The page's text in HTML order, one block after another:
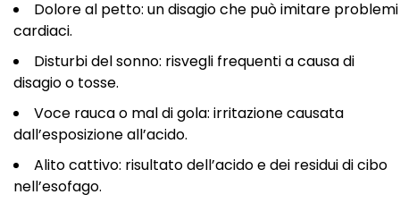
Dolore al petto: un disagio che può imitare problemi
cardiaci.
Disturbi del sonno: risvegli frequenti a causa di
disagio o tosse.
Voce rauca o mal di gola: irritazione causata
dall’esposizione all’acido.
Alito cattivo: risultato dell’acido e dei residui di cibo
nell’esofago.